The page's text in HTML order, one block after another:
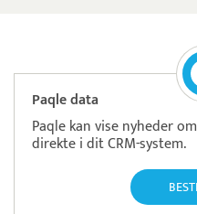
Paqle data
Paqle kan vise nyheder
direkte i dit CRM-system.